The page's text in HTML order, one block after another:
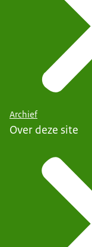
Archief
Over deze site